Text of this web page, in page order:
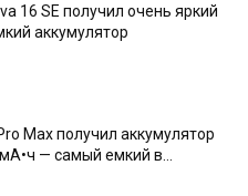
16 SE получил очень яркий
аккумулятор
Max получил аккумулятор
— самый емкий в